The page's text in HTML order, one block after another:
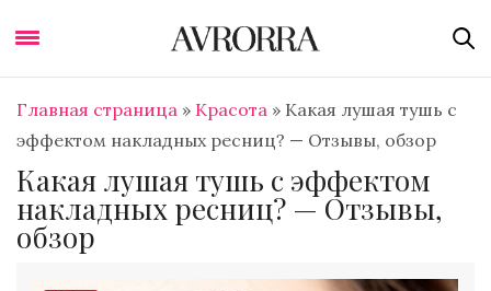
Главная страница » Красота » Какая лушая тушь с
эффектом накладных ресниц? — Отзывы, обзор
Какая лушая тушь с эффектом
накладных ресниц? — Отзывы,
обзор